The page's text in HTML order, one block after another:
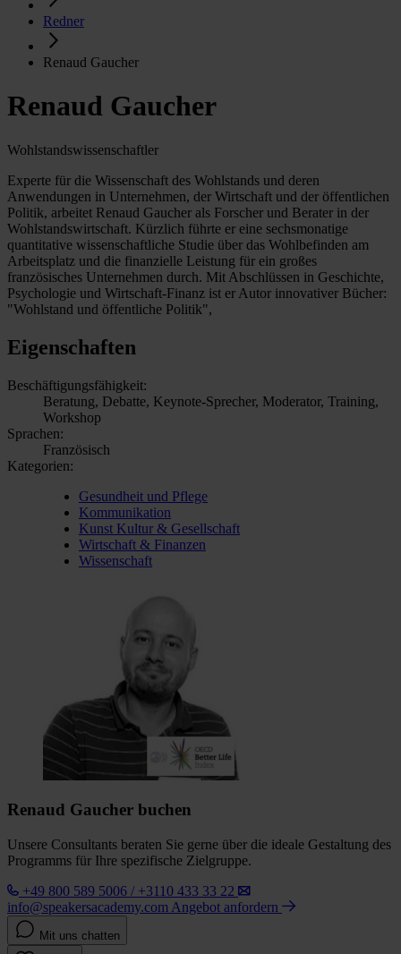
Redner
Renaud Gaucher
Renaud Gaucher
Wohlstandswissenschaftler
Experte für die Wissenschaft des Wohlstands und deren
Anwendungen in Unternehmen, der Wirtschaft und der öffentlichen
Politik, arbeitet Renaud Gaucher als Forscher und Berater in der
Wohlstandswirtschaft. Kürzlich führte er eine sechsmonatige
quantitative wissenschaftliche Studie über das Wohlbefinden am
Arbeitsplatz und die finanzielle Leistung für ein großes
französisches Unternehmen durch. Mit Abschlüssen in Geschichte,
Psychologie und Wirtschaft-Finanz ist er Autor innovativer Bücher:
"Wohlstand und öffentliche Politik",
Eigenschaften
Beschäftigungsfähigkeit:
Beratung, Debatte, Keynote-Sprecher, Moderator, Training,
Workshop
Sprachen:
Französisch
Kategorien:
Gesundheit und Pflege
Kommunikation
Kunst Kultur & Gesellschaft
Wirtschaft & Finanzen
Wissenschaft
Renaud Gaucher buchen
Unsere Consultants beraten Sie gerne über die ideale Gestaltung des
Programms für Ihre spezifische Zielgruppe.
+49 800 589 5006 / +3110 433 33 22
info@speakersacademy.com Angebot anfordern
Mit uns chatten